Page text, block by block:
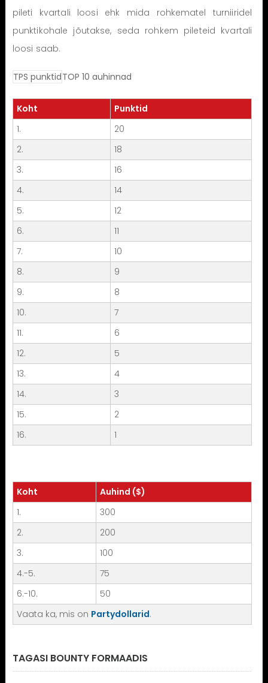
pileti kvartali loosi ehk mida rohkematel turniiridel
punktikohale jõutakse, seda rohkem pileteid kvartali
loosi saab.
TPS punktidTOP 10 auhinnad
Koht
Punktid
1.
20
2.
18
3.
16
4.
14
5.
12
6.
11
7.
10
8.
9
9.
8
10.
7
11.
6
12.
5
13.
4
14.
3
15.
2
16.
1
Koht
Auhind ($)
1.
300
2.
200
3.
100
4.-5.
75
6.-10.
50
Vaata ka, mis on Partydollarid.
TAGASI BOUNTY FORMAADIS